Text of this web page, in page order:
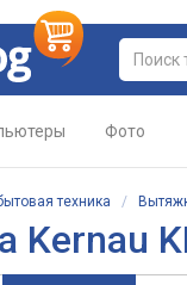
Фото
техника /
Kernau